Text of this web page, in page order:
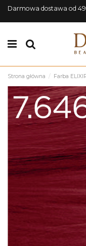
Darmowa dostawa od
Strona główna Farba